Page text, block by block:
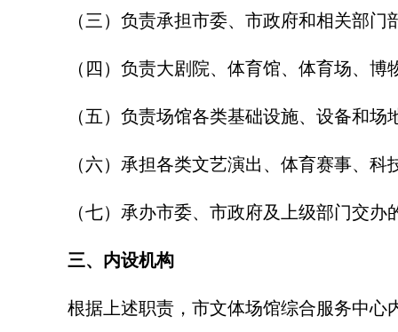
（三）负责承担市委、市政府和相关部
（四）负责大剧院、体育馆、体育场、
（五）负责场馆各类基础设施、设备和
（六）承担各类文艺演出、体育赛事、
（七）承办市委、市政府及上级部门交办
三、内设机构
根据上述职责，市文体场馆综合服务中心